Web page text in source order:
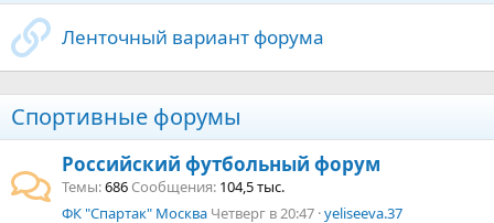
Ленточный вариант форума
Спортивные форумы
Российский футбольный форум
Темы 686 Сообщения 104,5 тыс.
ФК "Спартак" Москва Четверг в 20:47 yeliseeva.37